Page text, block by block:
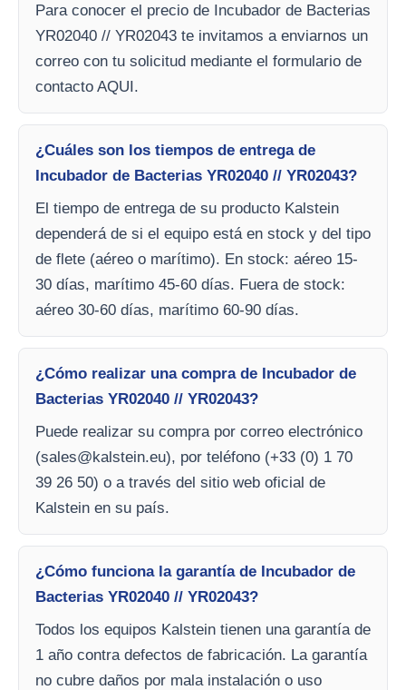
Para conocer el precio de Incubador de Bacterias
YR02040 // YR02043 te invitamos a enviarnos un
correo con tu solicitud mediante el formulario de
contacto AQUI.
¿Cuáles son los tiempos de entrega de
Incubador de Bacterias YR02040 // YR02043?
El tiempo de entrega de su producto Kalstein
dependerá de si el equipo está en stock y del tipo
de flete (aéreo o marítimo). En stock: aéreo 15-
30 días, marítimo 45-60 días. Fuera de stock:
aéreo 30-60 días, marítimo 60-90 días.
¿Cómo realizar una compra de Incubador de
Bacterias YR02040 // YR02043?
Puede realizar su compra por correo electrónico
(sales@kalstein.eu), por teléfono (+33 (0) 1 70
39 26 50) o a través del sitio web oficial de
Kalstein en su país.
¿Cómo funciona la garantía de Incubador de
Bacterias YR02040 // YR02043?
Todos los equipos Kalstein tienen una garantía de
1 año contra defectos de fabricación. La garantía
no cubre daños por mala instalación o uso